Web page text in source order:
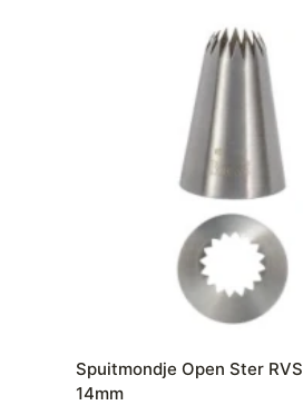
Spuitmondje Open Ster
14mm